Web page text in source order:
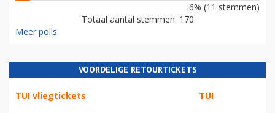
6% (11 stemmen)
Totaal aantal stemmen: 170
Meer polls
VOORDELIGE RETOURTICKETS
TUI vliegtickets TUI